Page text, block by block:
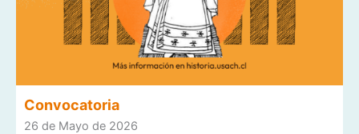
Convocatoria
26 de Mayo de 2026